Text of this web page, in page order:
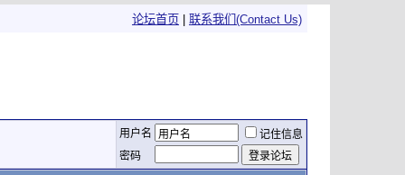
论坛首页 联系我们(Contact Us)
用户名
记住信息
密码